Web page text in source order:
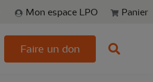
Mon espace LPO Panier
Faire un don